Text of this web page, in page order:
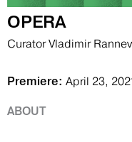
OPERA
Curator Vladimir Rannev
Premiere: April 23,
ABOUT